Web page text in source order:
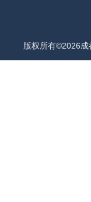
版权所有©2026